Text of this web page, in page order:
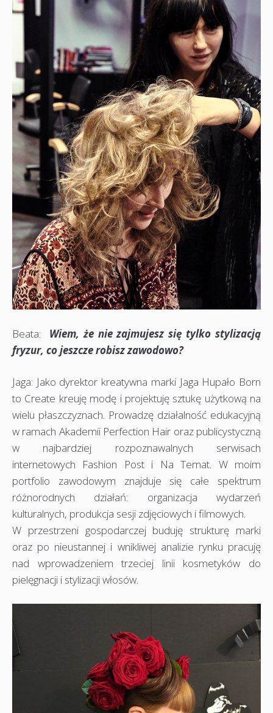
Beata: Wiem, że nie zajmujesz się tylko stylizacją
fryzur, co jeszcze robisz zawodowo?
Jaga: Jako dyrektor kreatywna marki Jaga Hupało Born
to Create kreuję modę i projektuję sztukę użytkową na
wielu płaszczyznach. Prowadzę działalność edukacyjną
w ramach Akademii Perfection Hair oraz publicystyczną
w najbardziej rozpoznawalnych serwisach
internetowych Fashion Post i Na Temat. W moim
portfolio zawodowym znajduje się całe spektrum
różnorodnych działań: organizacja wydarzeń
kulturalnych, produkcja sesji zdjęciowych i filmowych.
W przestrzeni gospodarczej buduję strukturę marki
oraz po nieustannej i wnikliwej analizie rynku pracuję
nad wprowadzeniem trzeciej linii kosmetyków do
pielęgnacji i stylizacji włosów.